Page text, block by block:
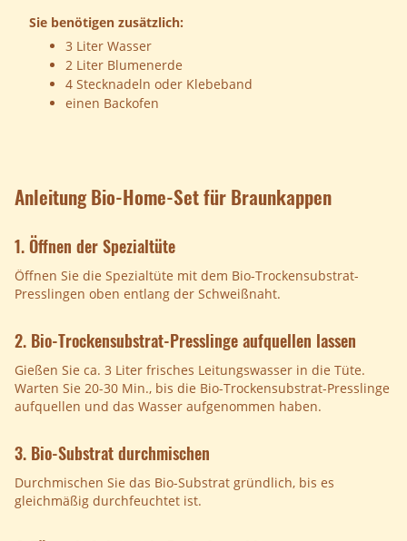
Sie benötigen zusätzlich:
3 Liter Wasser
2 Liter Blumenerde
4 Stecknadeln oder Klebeband
einen Backofen
Anleitung Bio-Home-Set für Braunkappen
1. Öffnen der Spezialtüte
Öffnen Sie die Spezialtüte mit dem Bio-Trockensubstrat-
Presslingen oben entlang der Schweißnaht.
2. Bio-Trockensubstrat-Presslinge aufquellen lassen
Gießen Sie ca. 3 Liter frisches Leitungswasser in die Tüte.
Warten Sie 20-30 Min., bis die Bio-Trockensubstrat-Presslinge
aufquellen und das Wasser aufgenommen haben.
3. Bio-Substrat durchmischen
Durchmischen Sie das Bio-Substrat gründlich, bis es
gleichmäßig durchfeuchtet ist.